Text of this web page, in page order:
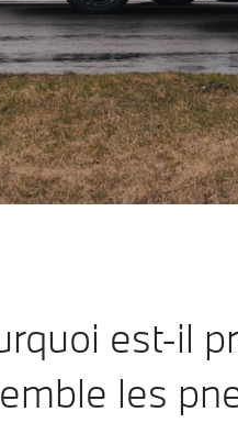
est-il
les